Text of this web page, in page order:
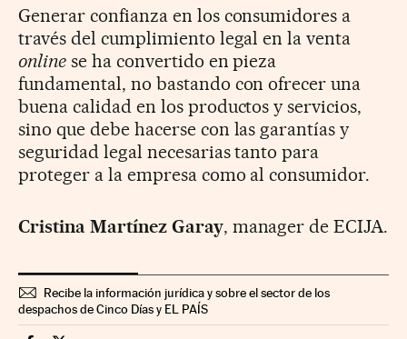
Generar confianza en los consumidores a
través del cumplimiento legal en la venta
onlinese ha convertido en pieza
fundamental, no bastando con ofrecer una
buena calidad en los productos y servicios,
sino que debe hacerse con las garantías y
seguridad legal necesarias tanto para
proteger a la empresa como al consumidor.
Cristina Martínez Garay, manager de ECIJA.
Recibe la información jurídica y sobre el sector de los
despachos de Cinco Días y EL PAÍS